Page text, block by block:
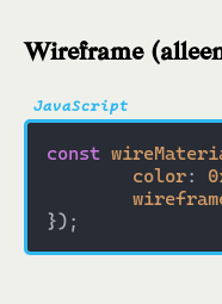
Wireframe
const
color: